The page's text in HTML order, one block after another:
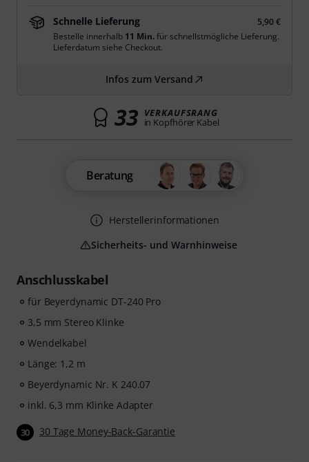
Anschlusskabel
für Beyerdynamic DT-240 Pro
3,5 mm Stereo Klinke
Wendelkabel
Länge: 1,2 m
Beyerdynamic Nr. K 240.07
inkl. 6,3 mm Klinke Adapter
30 30 Tage Money-Back-Garantie
Schnelle Lieferung
5,90 €
Bestelle innerhalb 11 Min.für schnellstmögliche Lieferung.
Lieferdatum siehe Checkout.
Infos zum Versand
33 VERKAUFSRANG
in Kopfhörer Kabel
Beratung
Herstellerinformationen
Sicherheits- und Warnhinweise